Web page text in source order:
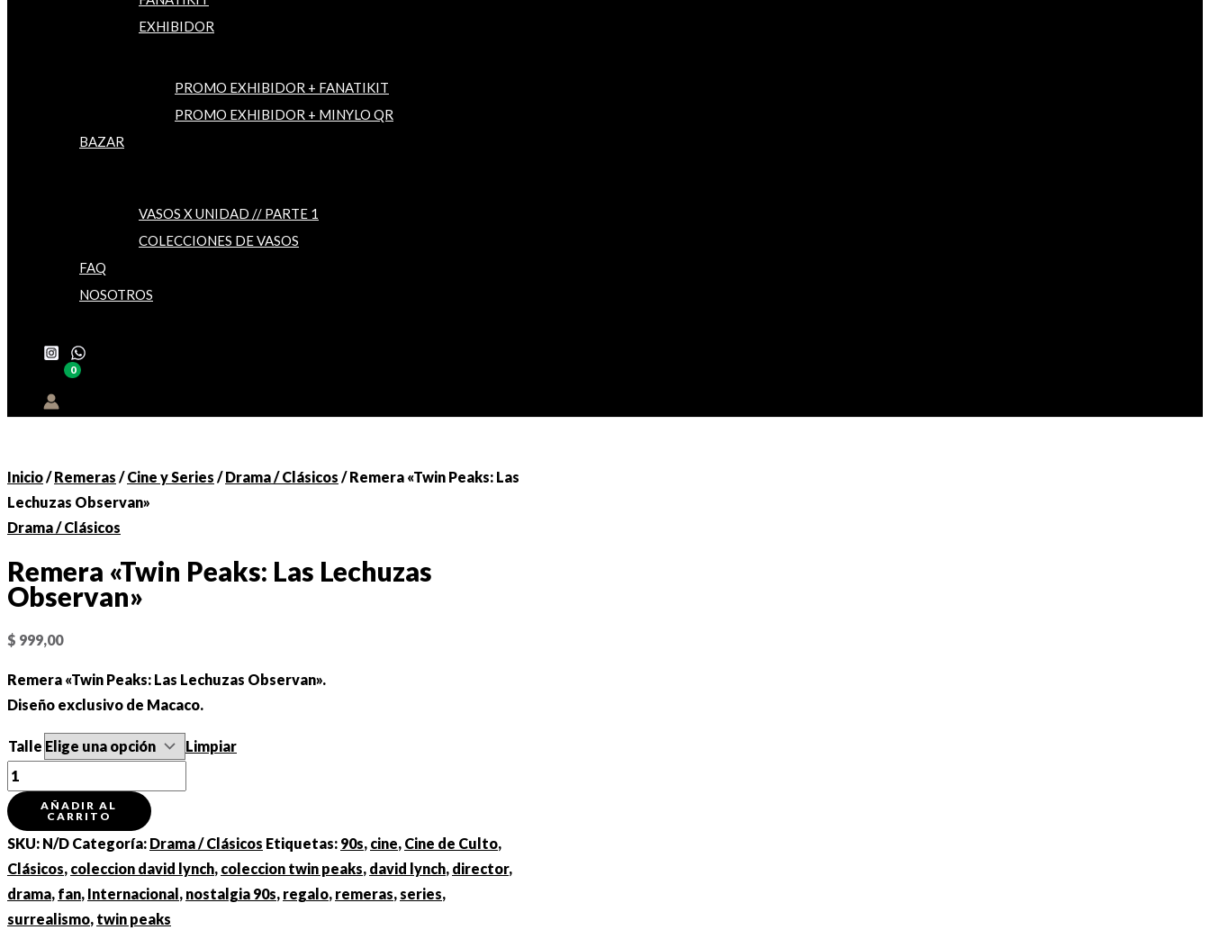
EXHIBIDOR
PROMO EXHIBIDOR + FANATIKIT
PROMO EXHIBIDOR + MINYLO QR
BAZAR
VASOS X UNIDAD // PARTE 1
COLECCIONES DE VASOS
FAQ
NOSOTROS
Inicio/Remeras /Cine y Series /Drama / Clásicos / Remera «Twin Peaks: Las
Lechuzas Observan»
Drama / Clásicos
Remera «Twin Peaks: Las Lechuzas
Observan»
$ 999,00
Remera «Twin Peaks: Las Lechuzas Observan».
Diseño exclusivo de Macaco.
Talle
Limpiar
Remera
"Twin
Peaks:
Las
Lechuzas
Observan"
cantidad
AÑADIR AL
CARRITO
SKU: N/D Categoría: Drama / Clásicos Etiquetas: 90s, cine, Cine de Culto,
Clásicos, coleccion david lynch, coleccion twin peaks, david lynch, director,
drama, fan, Internacional, nostalgia 90s, regalo, remeras, series,
surrealismo, twin peaks